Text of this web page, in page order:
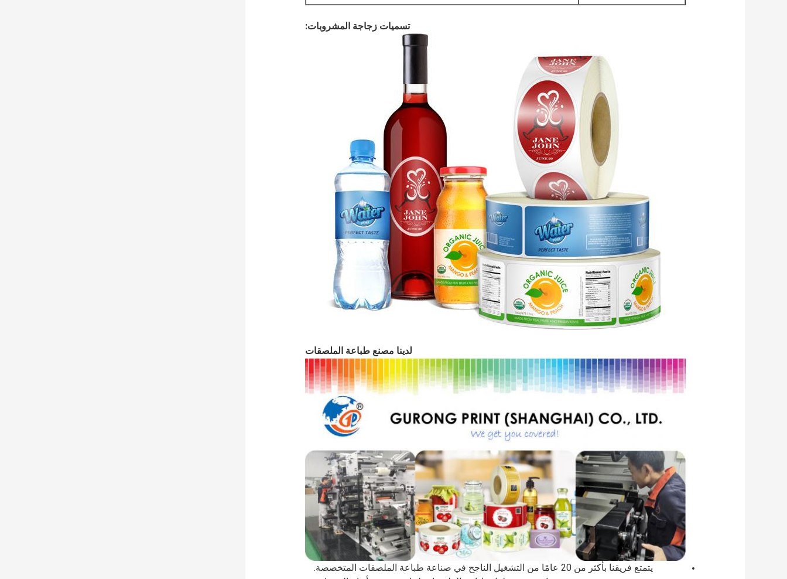
تسميات زجاجة المشروبات:
لدينا مصنع طباعة الملصقات
يتمتع فريقنا بأكثر من 20 عامًا من التشغيل الناجح في صناعة طباعة الملصقات المتخصصة.